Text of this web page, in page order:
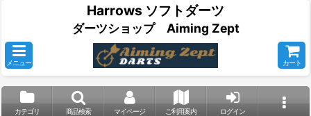
Harrows ソフトダーツ
ダーツショップ Aiming Zept
メニュー カート
カテゴリ 商品検索 マイページ ご利用案内 ログイン